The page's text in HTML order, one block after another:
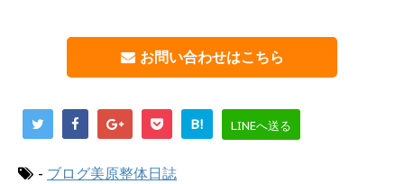
お問い合わせはこちら
B! LINEへ送る
- ブログ美原整体日誌